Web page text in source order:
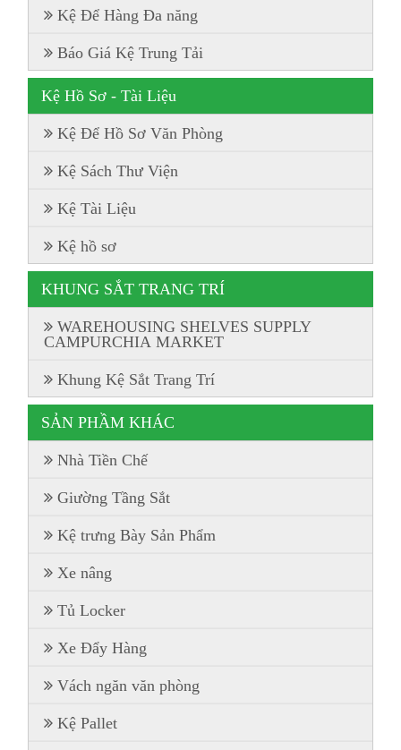
Kệ Để Hàng Đa năng
Báo Giá Kệ Trung Tải
Kệ Hồ Sơ - Tài Liệu
Kệ Để Hồ Sơ Văn Phòng
Kệ Sách Thư Viện
Kệ Tài Liệu
Kệ hồ sơ
KHUNG SẮT TRANG TRÍ
WAREHOUSING SHELVES SUPPLY
CAMPURCHIA MARKET
Khung Kệ Sắt Trang Trí
SẢN PHẦM KHÁC
Nhà Tiền Chế
Giường Tầng Sắt
Kệ trưng Bày Sản Phẩm
Xe nâng
Tủ Locker
Xe Đẩy Hàng
Vách ngăn văn phòng
Kệ Pallet